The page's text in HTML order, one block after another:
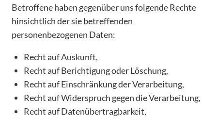
Betroffene haben gegenüber uns folgende Rechte
hinsichtlich der sie betreffenden
personenbezogenen Daten:
Recht auf Auskunft,
Recht auf Berichtigung oder Löschung,
Recht auf Einschränkung der Verarbeitung,
Recht auf Widerspruch gegen die Verarbeitung,
Recht auf Datenübertragbarkeit,